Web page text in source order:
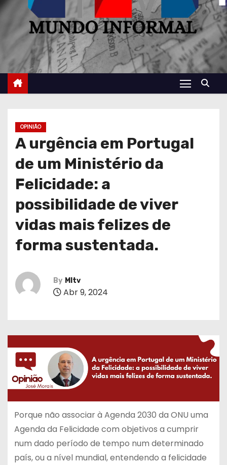
OPINIÃO
A urgência em Portugal
de um Ministério da
Felicidade: a
possibilidade de viver
vidas mais felizes de
forma sustentada.
By MItv
Abr 9, 2024
Porque não associar à Agenda 2030 da ONU uma
Agenda da Felicidade com objetivos a cumprir
num dado período de tempo num determinado
país, ou a nível mundial, entendendo a felicidade